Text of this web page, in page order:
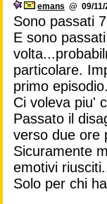
emans @ 09/
Sono passati
E sono
particolare.
primo
Ci voleva piu'
Passato il
verso due ore
Sicuramente
emotivi
Solo per chi